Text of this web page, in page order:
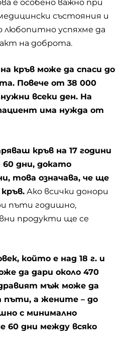
е особено важно при
състояния и
любопитно успяхме да
на доброта.
кръв може да спаси до
Повече от 38 000
всеки ден. На
има нужда от
кръв на 17 години
60 дни, докато
това означава, че ще
Ако всички донори
пъти годишно,
продукти ще се
който е над 18 г. и
да дари около 470
мъж може да
пъти, а жените – до
с минимално
60 дни между всяко